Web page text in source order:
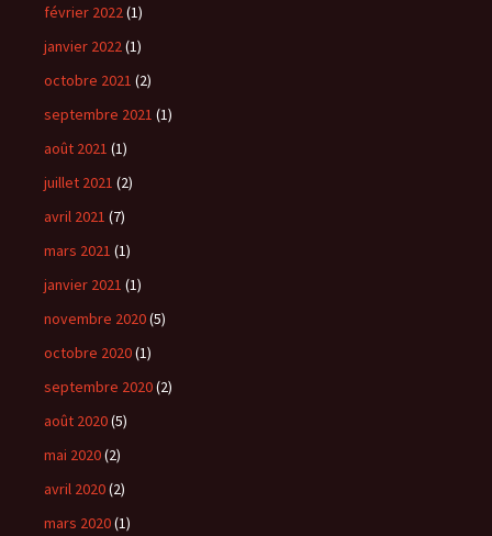
février 2022(1)
janvier 2022(1)
octobre 2021 (2)
septembre 2021 (1)
août 2021 (1)
juillet 2021 (2)
avril 2021 (7)
mars 2021 (1)
janvier 2021 (1)
novembre 2020(5)
octobre 2020(1)
septembre 2020(2)
août 2020(5)
mai 2020(2)
avril 2020(2)
mars 2020(1)